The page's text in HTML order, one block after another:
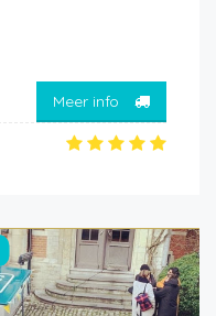
Meer info